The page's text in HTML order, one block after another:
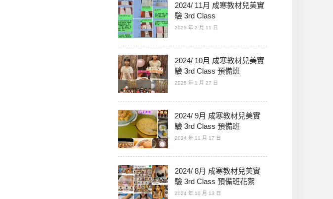
2024/ 11月 成寒教材兒美實
驗 3rd Class
2025 年 2 月 11 日
2024/ 10月 成寒教材兒美實
驗 3rd Class 預備班
2025 年 1 月 27 日
2024/ 9月 成寒教材兒美實
驗 3rd Class 預備班
2024 年 11 月 17 日
2024/ 8月 成寒教材兒美實
驗 3rd Class 預備班花絮
2024 年 10 月 13 日